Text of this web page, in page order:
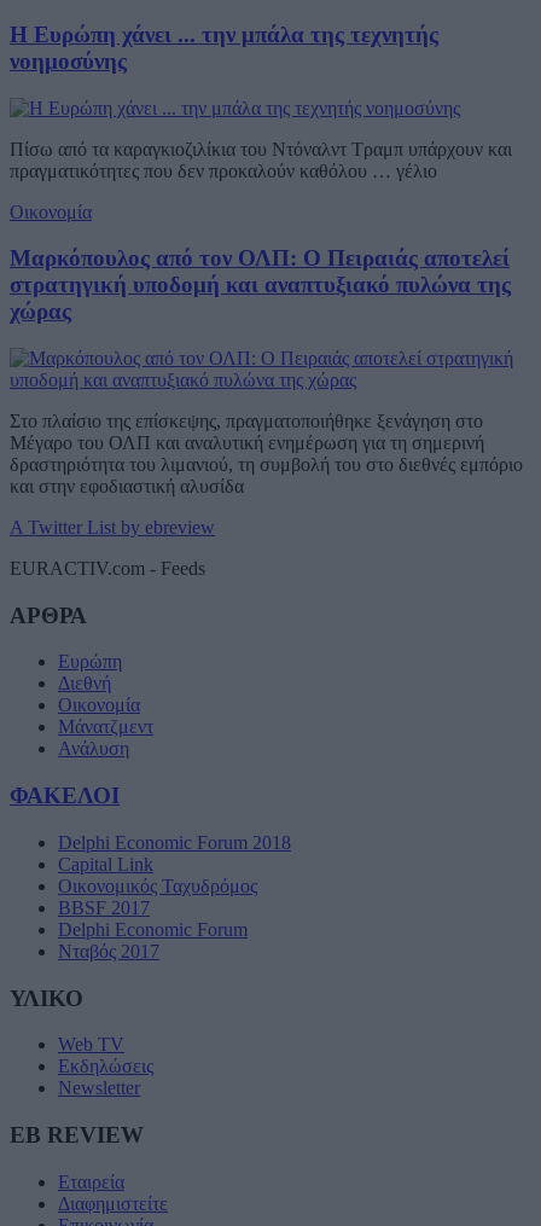
Η Ευρώπη χάνει ... την μπάλα της τεχνητής
νοημοσύνης
Πίσω από τα καραγκιοζιλίκια του Ντόναλντ Τραμπ υπάρχουν και
πραγματικότητες που δεν προκαλούν καθόλου … γέλιο
Οικονομία
Μαρκόπουλος από τον ΟΛΠ: Ο Πειραιάς αποτελεί
στρατηγική υποδομή και αναπτυξιακό πυλώνα της
χώρας
Στο πλαίσιο της επίσκεψης, πραγματοποιήθηκε ξενάγηση στο
Μέγαρο του ΟΛΠ και αναλυτική ενημέρωση για τη σημερινή
δραστηριότητα του λιμανιού, τη συμβολή του στο διεθνές εμπόριο
και στην εφοδιαστική αλυσίδα
A Twitter List by ebreview
EURACTIV.com - Feeds
ΑΡΘΡΑ
Ευρώπη
Διεθνή
Οικονομία
Μάνατζμεντ
Ανάλυση
ΦΑΚΕΛΟΙ
Delphi Economic Forum 2018
Capital Link
Οικονομικός Ταχυδρόμος
BBSF 2017
Delphi Economic Forum
Νταβός 2017
ΥΛΙΚΟ
Web TV
Εκδηλώσεις
Newsletter
EB REVIEW
Εταιρεία
Διαφημιστείτε